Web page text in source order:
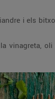
i els
vinagreta,